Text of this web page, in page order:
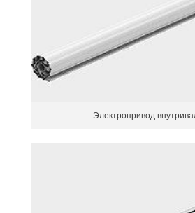
Электропривод